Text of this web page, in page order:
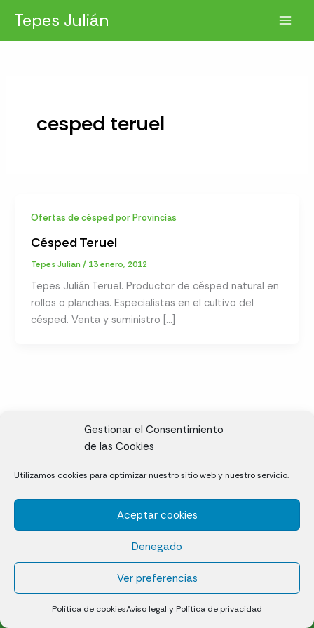
Gestionar el Consentimiento
de las Cookies
Utilizamos cookies para optimizar nuestro sitio web y nuestro servicio.
Aceptar cookies
Denegado
Ver preferencias
Política de cookiesAviso legal y Política de privacidad
contenido
Tepes Julián
cesped teruel
Ofertas de césped por Provincias
Césped Teruel
Tepes Julian/ 13 enero, 2012
Tepes Julián Teruel. Productor de césped natural en
rollos o planchas. Especialistas en el cultivo del
césped. Venta y suministro […]
Cáceres
Césped natural en tepes
Política de cookies (UE)
Aviso legal y Política de privacidad
¿Quiénes somos?
Contacto